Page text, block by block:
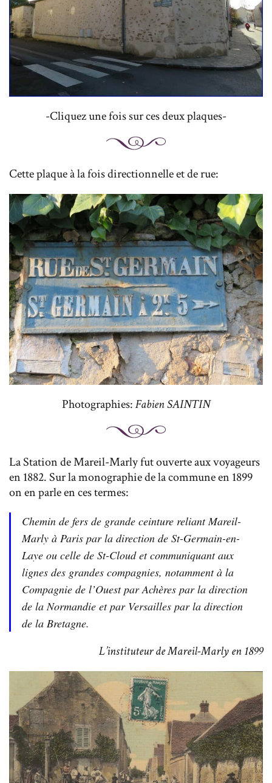
-Cliquez une fois sur ces deux plaques-
Cette plaque à la fois directionnelle et de rue:
Photographies:Fabien SAINTIN
La Station de Mareil-Marly fut ouverte aux voyageurs
en 1882. Sur la monographie de la commune en 1899
on en parle en ces termes:
Chemin de fers de grande ceinture reliant Mareil-
Marly à Paris par la direction de St-Germain-en-
Laye ou celle de St-Cloud et communiquant aux
lignes des grandes compagnies, notamment à la
Compagnie de l’Ouest par Achères par la direction
de la Normandie et par Versailles par la direction
de la Bretagne.
L’instituteur de Mareil-Marly en 1899